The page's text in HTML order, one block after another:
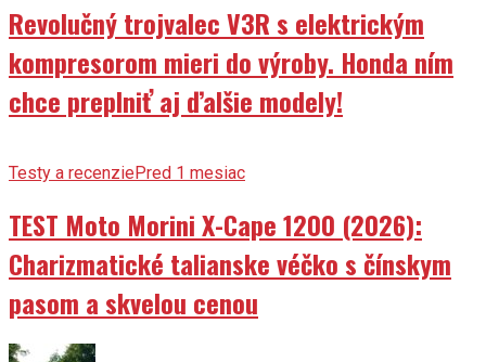
Revolučný trojvalec V3R s elektrickým
kompresorom mieri do výroby. Honda ním
chce preplniť aj ďalšie modely!
Testy a recenziePred 1 mesiac
TEST Moto Morini X-Cape 1200 (2026):
Charizmatické talianske véčko s čínskym
pasom a skvelou cenou